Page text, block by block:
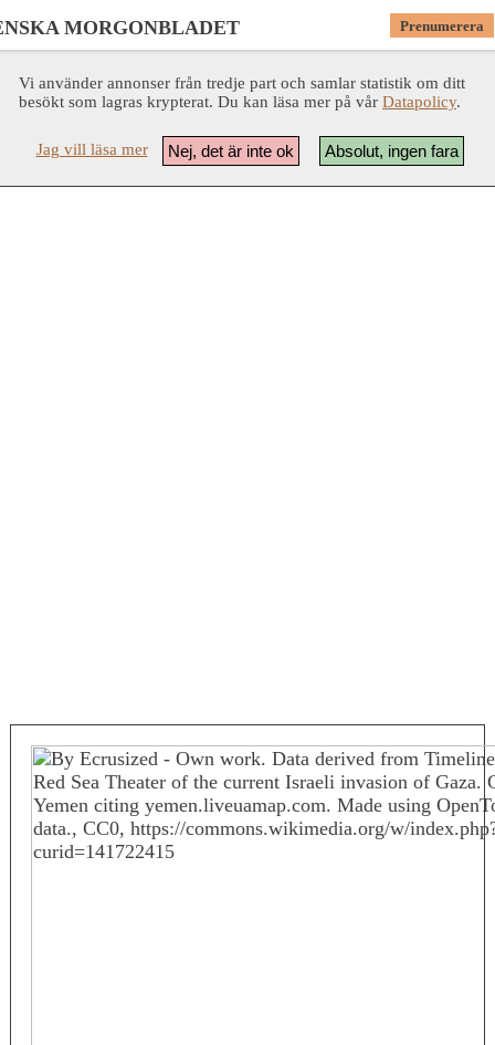
Vi använder annonser från tredje part och samlar statistik om ditt
besökt som lagras krypterat. Du kan läsa mer på vår Datapolicy.
Absolut, ingen fara
Nej, det är inte ok
Jag vill läsa mer
MORGONBLADET Prenumerera